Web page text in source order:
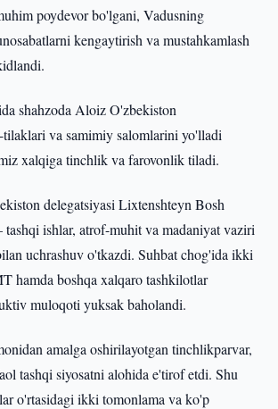
poydevor bo'lgani, Vadusning
kengaytirish va mustahkamlash
shahzoda Aloiz O'zbekiston
tilaklari va samimiy salomlarini yo'lladi
xalqiga tinchlik va farovonlik tiladi.
delegatsiyasi Lixtenshteyn Bosh
ishlar, atrof-muhit va madaniyat vaziri
uchrashuv o'tkazdi. Suhbat chog'ida ikki
hamda boshqa xalqaro tashkilotlar
muloqoti yuksak baholandi.
amalga oshirilayotgan tinchlikparvar,
tashqi siyosatni alohida e'tirof etdi. Shu
o'rtasidagi ikki tomonlama va ko'p